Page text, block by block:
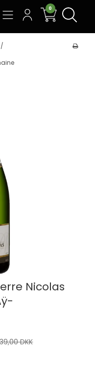
0
/
Nicolas
DKK